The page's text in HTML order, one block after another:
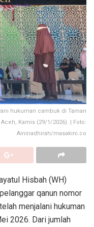
hukuman cambuk di Taman
Kamis (29/1/2026). | Foto:
Aininadhirah/masakini.co
Hisbah (WH)
qanun nomor
menjalani hukuman
2026. Dari jumlah